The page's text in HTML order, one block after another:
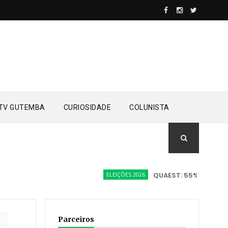
GUTEMBA CURIOSIDADE COLUNISTA
ELEIÇÕES 2026 QUAEST: 55% ACREDITAM
Parceiros